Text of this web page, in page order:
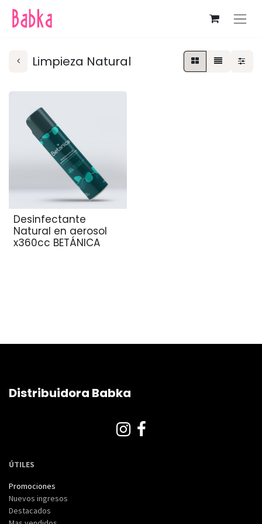
Limpieza Natural
Desinfectante
Natural en aerosol
x360cc BETÁNICA
Distribuidora Babka
ÚTILES
Promociones
Nuevos ingresos
Destacados